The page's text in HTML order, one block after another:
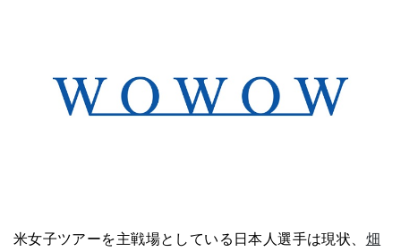
米女子ツアーを主戦場としている日本人選手は現状、 畑